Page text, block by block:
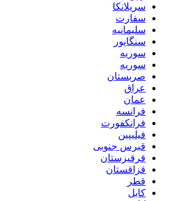
سریلانکا
سفارت
سلیمانیه
سنگاپور
سوریه
سوریه
صربستان
عراق
عمان
فرانسه
فرانکفورت
فیلیپین
قبرس جنوبی
قرقیزستان
قزاقستان
قطر
کابل